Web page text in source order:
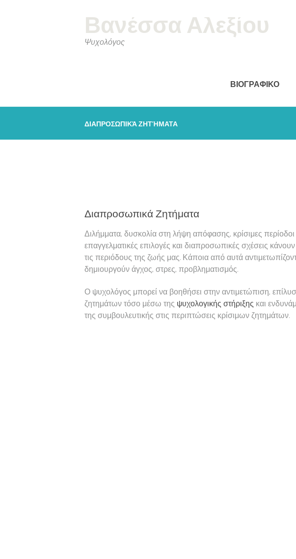
Βανέσσα Αλεξίου
Ψυχολόγος
ΒΙΟΓΡΑΦΙΚΟ
ΔΙΑΠΡΟΣΩΠΙΚΆ ΖΗΤΉΜΑΤΑ
Διαπροσωπικά Ζητήματα
Διλήμματα, δυσκολία στη λήψη απόφασης, κρίσιμες
επαγγελματικές επιλογές και διαπροσωπικές σχέσεις
τις περιόδους της ζωής μας. Κάποια από αυτά
δημιουργούν άγχος, στρες, προβληματισμός.
Ο ψυχολόγος μπορεί να βοηθήσει στην αντιμετώπιση,
ζητημάτων τόσο μέσω της ψυχολογικής στήριξηςκαι
της συμβουλευτικής στις περιπτώσεις κρίσιμων ζητημάτων.